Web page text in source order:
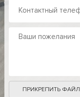
ПРИКРЕПИТЬ ФАЙЛ